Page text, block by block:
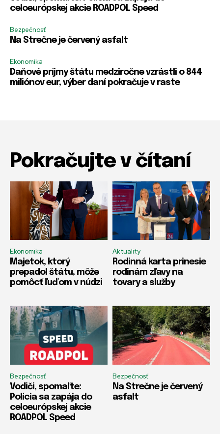
r
r
celoeurópskej akcie ROADPOL Speed
Bezpečnosť
Na Strečne je červený asfalt
Ekonomika
Daňové príjmy štátu medziročne vzrástli o 844
miliónov eur, výber daní pokračuje v raste
Pokračujte v čítaní
Ekonomika
Majetok, ktorý
prepadol štátu, môže
pomôcť ľuďom v núdzi
Aktuality
Rodinná karta prinesie
rodinám zľavy na
tovary a služby
Bezpečnosť
Vodiči, spomaľte:
Polícia sa zapája do
celoeurópskej akcie
ROADPOL Speed
Bezpečnosť
Na Strečne je červený
asfalt